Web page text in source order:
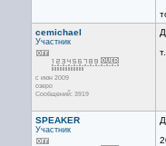
cemichael
Участник
с июн 2009
озеро
Сообщений: 3919
SPEAKER
Участник